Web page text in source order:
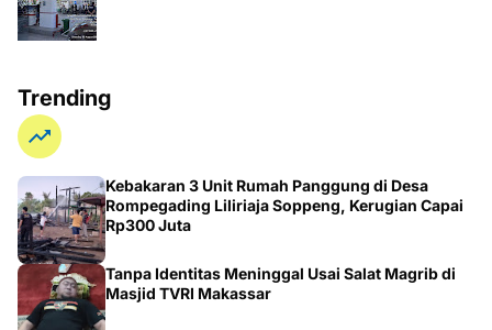
Trending
Kebakaran 3 Unit Rumah Panggung di Desa
Rompegading Liliriaja Soppeng, Kerugian Capai
Rp300 Juta
Tanpa Identitas Meninggal Usai Salat Magrib di
Masjid TVRI Makassar